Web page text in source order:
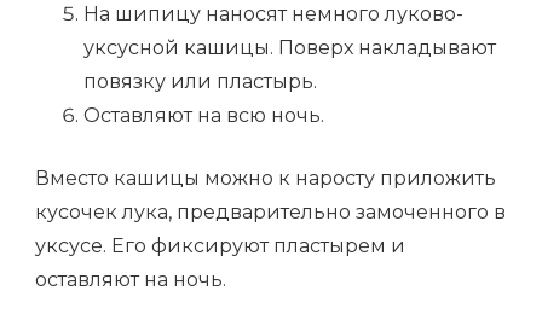
На шипицу наносят немного луково-
уксусной кашицы. Поверх накладывают
повязку или пластырь.
Оставляют на всю ночь.
Вместо кашицы можно к наросту приложить
кусочек лука, предварительно замоченного в
уксусе. Его фиксируют пластырем и
оставляют на ночь.